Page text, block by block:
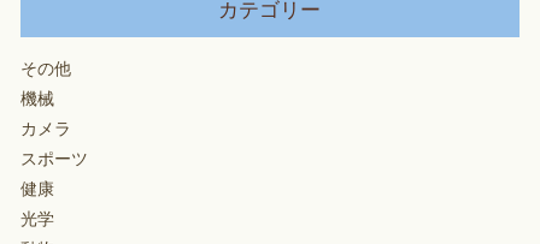
カテゴリー
その他
機械
カメラ
スポーツ
健康
光学